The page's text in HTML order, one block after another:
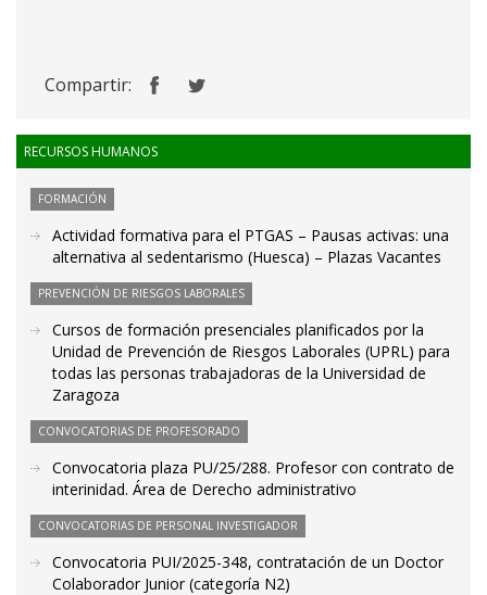
Compartir:
RECURSOS HUMANOS
FORMACIÓN
Actividad formativa para el PTGAS – Pausas activas: una
alternativa al sedentarismo (Huesca) – Plazas Vacantes
PREVENCIÓN DE RIESGOS LABORALES
Cursos de formación presenciales planificados por la
Unidad de Prevención de Riesgos Laborales (UPRL) para
todas las personas trabajadoras de la Universidad de
Zaragoza
CONVOCATORIAS DE PROFESORADO
Convocatoria plaza PU/25/288. Profesor con contrato de
interinidad. Área de Derecho administrativo
CONVOCATORIAS DE PERSONAL INVESTIGADOR
Convocatoria PUI/2025-348, contratación de un Doctor
Colaborador Junior (categoría N2)